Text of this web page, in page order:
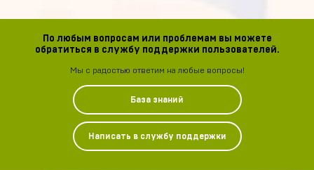
По любым вопросам или проблемам вы можете
обратиться в службу поддержки пользователей.
Мы с радостью ответим на любые вопросы!
База знаний
Написать в службу поддержки